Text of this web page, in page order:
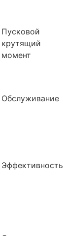
Пусковой
крутящий
момент
Обслуживание
Эффективность